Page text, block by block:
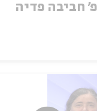
חביבה פדיה